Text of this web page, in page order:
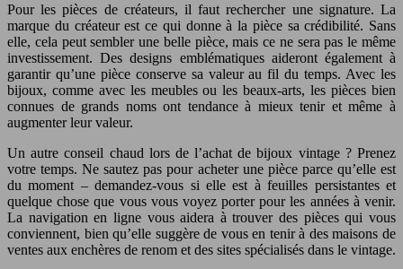
Pour les pièces de créateurs, il faut rechercher une signature. La
marque du créateur est ce qui donne à la pièce sa crédibilité. Sans
elle, cela peut sembler une belle pièce, mais ce ne sera pas le même
investissement. Des designs emblématiques aideront également à
garantir qu’une pièce conserve sa valeur au fil du temps. Avec les
bijoux, comme avec les meubles ou les beaux-arts, les pièces bien
connues de grands noms ont tendance à mieux tenir et même à
augmenter leur valeur.
Un autre conseil chaud lors de l’achat de bijoux vintage ? Prenez
votre temps. Ne sautez pas pour acheter une pièce parce qu’elle est
du moment – demandez-vous si elle est à feuilles persistantes et
quelque chose que vous vous voyez porter pour les années à venir.
La navigation en ligne vous aidera à trouver des pièces qui vous
conviennent, bien qu’elle suggère de vous en tenir à des maisons de
ventes aux enchères de renom et des sites spécialisés dans le vintage.